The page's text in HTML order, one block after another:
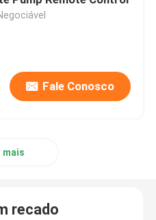
de bateria
bomba de concreto
Fale Conosco
mais
recado